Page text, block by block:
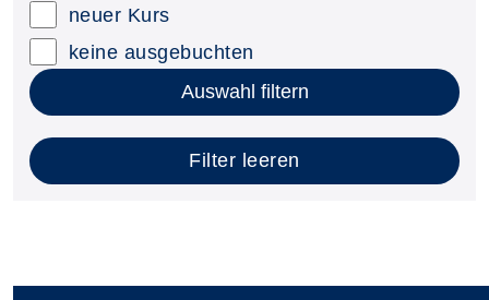
neuer Kurs
keine ausgebuchten
Auswahl filtern
Filter leeren